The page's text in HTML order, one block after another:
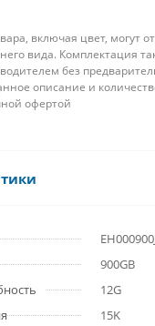
включая цвет, могут
вида. Комплектация
без
описание и
офертой
900GB
12G
15K